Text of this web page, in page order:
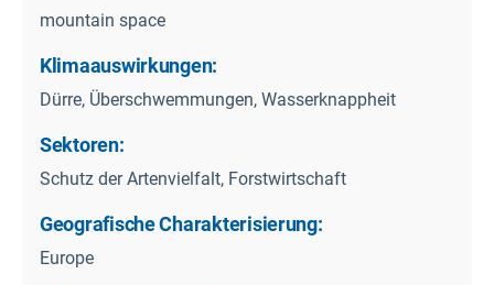
mountain space
Klimaauswirkungen:
Dürre, Überschwemmungen, Wasserknappheit
Sektoren:
Schutz der Artenvielfalt, Forstwirtschaft
Geografische Charakterisierung:
Europe